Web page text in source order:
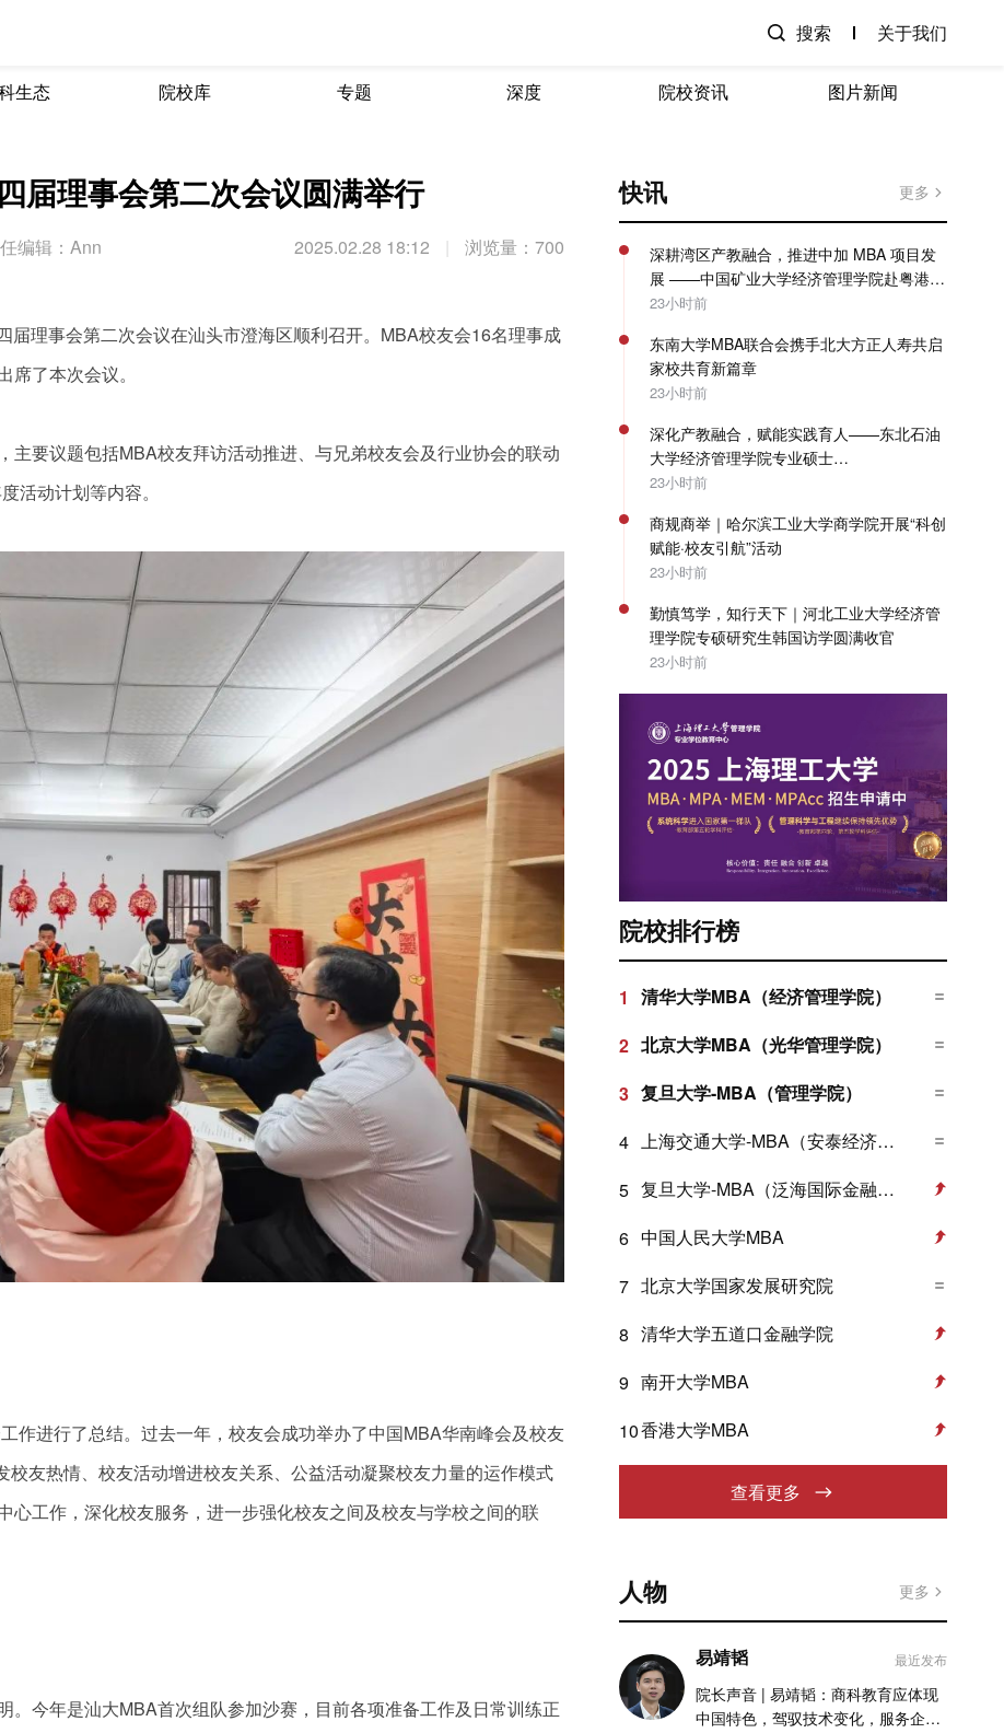
搜索 关于我们
生态 院校库 专题 深度 院校资讯 图片新闻
届理事会第二次会议圆满举行
编辑：Ann 2025.02.28 18:12 浏览量：700
理事会第二次会议在汕头市澄海区顺利召开。MBA校友会16名理事成
了本次会议。
要议题包括MBA校友拜访活动推进、与兄弟校友会及行业协会的联动
活动计划等内容。
作进行了总结。过去一年，校友会成功举办了中国MBA华南峰会及校友
友热情、校友活动增进校友关系、公益活动凝聚校友力量的运作模式
工作，深化校友服务，进一步强化校友之间及校友与学校之间的联
今年是汕大MBA首次组队参加沙赛，目前各项准备工作及日常训练正
快讯 更多
深耕湾区产教融合，推进中加 MBA 项目发
展 ——中国矿业大学经济管理学院赴粤港澳
开展专项走访调研
23小时前
东南大学MBA联合会携手北大方正人寿共启
家校共育新篇章
23小时前
深化产教融合，赋能实践育人——东北石油
大学经济管理学院专业硕士
（MBA/MPAcc）系列教学活动圆满收官
23小时前
商规商举｜哈尔滨工业大学商学院开展“科创
赋能·校友引航”活动
23小时前
勤慎笃学，知行天下｜河北工业大学经济管
理学院专硕研究生韩国访学圆满收官
23小时前
院校排行榜
1
清华大学MBA（经济管理学院）
2 北京大学MBA（光华管理学院）
3 复旦大学-MBA（管理学院）
4
上海交通大学-MBA（安泰经济与管理学院）
5
复旦大学-MBA（泛海国际金融学院）
6 中国人民大学MBA
7 北京大学国家发展研究院
8 清华大学五道口金融学院
9 南开大学MBA
10香港大学MBA
查看更多
人物 更多
易靖韬 最近发布
院长声音 | 易靖韬：商科教育应体现
中国特色，驾驭技术变化，服务企业